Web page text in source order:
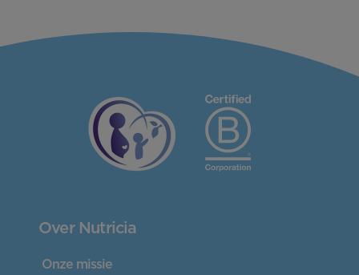
Over Nutricia
Onze missie